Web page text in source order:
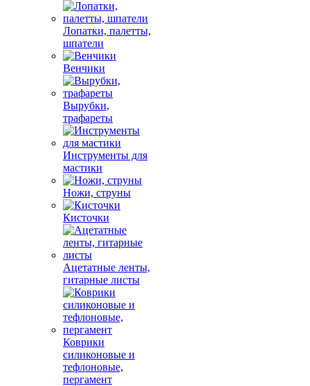
Лопатки, палетты,
шпатели
Венчики
Вырубки,
трафареты
Инструменты для
мастики
Ножи, струны
Кисточки
Ацетатные ленты,
гитарные листы
Коврики
силиконовые и
тефлоновые,
пергамент